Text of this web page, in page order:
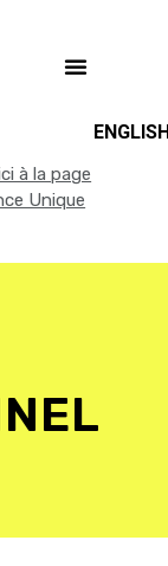
à la page
Unique